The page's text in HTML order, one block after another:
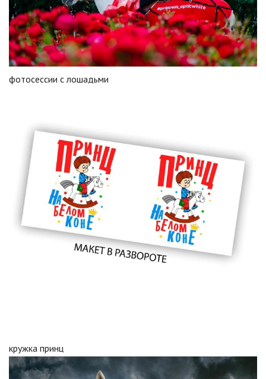
фотосессии с лошадьми
кружка принц